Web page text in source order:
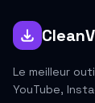
Le meilleur
YouTube,